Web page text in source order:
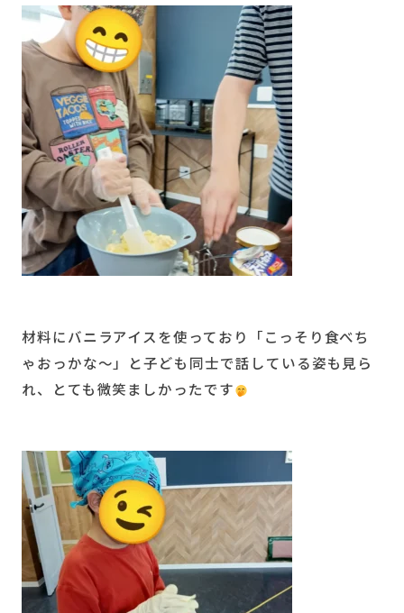
材料にバニラアイスを使っており「こっそり食べち
ゃおっかな〜」と子ども同士で話している姿も見ら
れ、とても微笑ましかったです